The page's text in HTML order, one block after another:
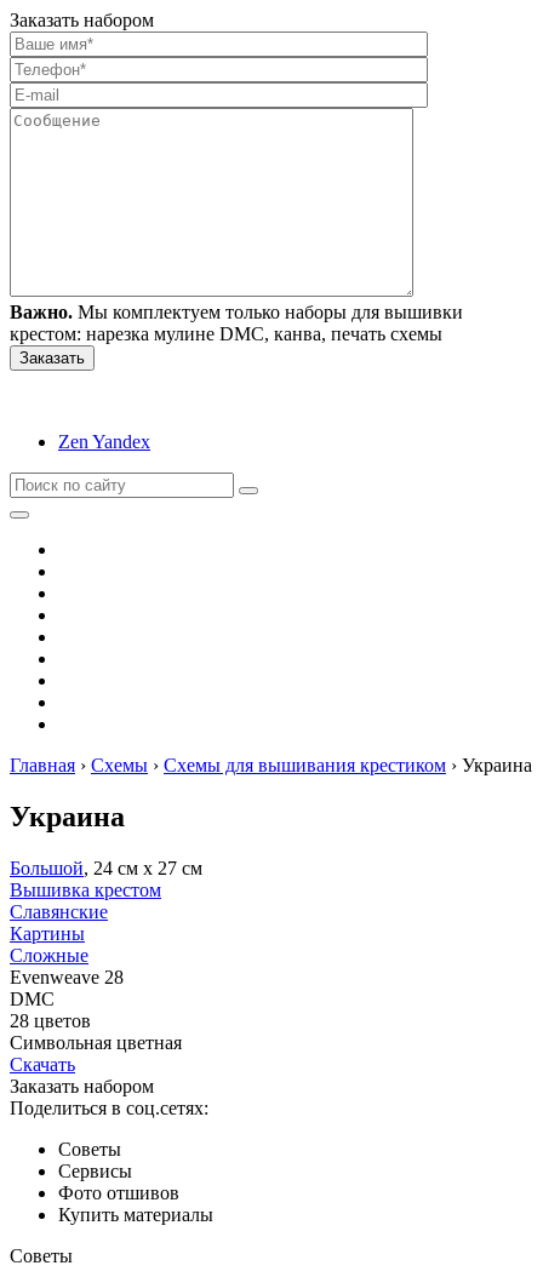
Заказать набором
Важно. Мы комплектуем только наборы для вышивки
крестом: нарезка мулине DMC, канва, печать схемы
Zen Yandex
Главная › Схемы › Схемы для вышивания крестиком › Украина
Украина
Большой, 24 см х 27 см
Вышивка крестом
Славянские
Картины
Сложные
Evenweave 28
DMC
28 цветов
Символьная цветная
Скачать
Заказать набором
Поделиться в соц.сетях:
Советы
Сервисы
Фото отшивов
Купить материалы
Советы